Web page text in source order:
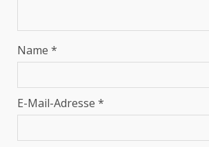
Name *
E-Mail-Adresse *